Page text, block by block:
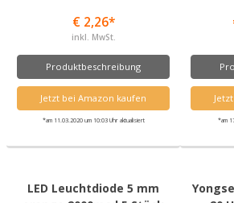
€ 2,26*
inkl. MwSt.
Produktbeschreibung
Jetzt bei Amazon kaufen
*am 11.03.2020 um 10:03 Uhr aktualisiert *am
LED Leuchtdiode 5 mm